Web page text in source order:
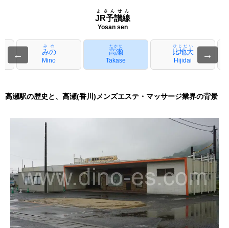
JR予讃線
よさんせん
Yosan sen
← みの
みの
Mino
高瀬
たかせ
Takase
比地大
ひじだい
Hijidai
→
高瀬駅の歴史と、高瀬(香川)メンズエステ・マッサージ業界の背景